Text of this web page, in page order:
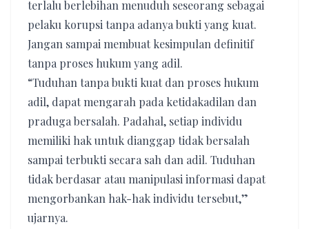
terlalu berlebihan menuduh seseorang sebagai
pelaku korupsi tanpa adanya bukti yang kuat.
Jangan sampai membuat kesimpulan definitif
tanpa proses hukum yang adil.
“Tuduhan tanpa bukti kuat dan proses hukum
adil, dapat mengarah pada ketidakadilan dan
praduga bersalah. Padahal, setiap individu
memiliki hak untuk dianggap tidak bersalah
sampai terbukti secara sah dan adil. Tuduhan
tidak berdasar atau manipulasi informasi dapat
mengorbankan hak-hak individu tersebut,”
ujarnya.